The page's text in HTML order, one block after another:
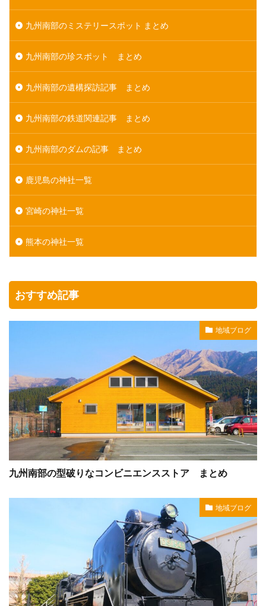
九州南部のミステリースポット まとめ
九州南部の珍スポット まとめ
九州南部の遺構探訪記事 まとめ
九州南部の鉄道関連記事 まとめ
九州南部のダムの記事 まとめ
鹿児島の神社一覧
宮崎の神社一覧
熊本の神社一覧
おすすめ記事
地域ブログ
九州南部の型破りなコンビニエンスストア まとめ
地域ブログ